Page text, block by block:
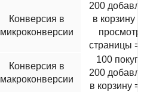
Конверсия в
микроконверсии
200
в корзину /
страницы =
Конверсия в
макроконверсии
100
200
в корзину =